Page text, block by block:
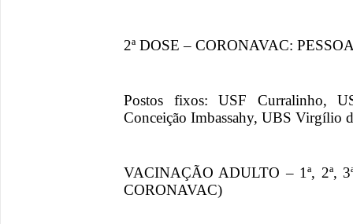
2ª DOSE – CORONAVAC:
Postos fixos: USF Curralinho,
Conceição Imbassahy, UBS Virgílio
VACINAÇÃO ADULTO – 1ª, 2ª,
CORONAVAC)